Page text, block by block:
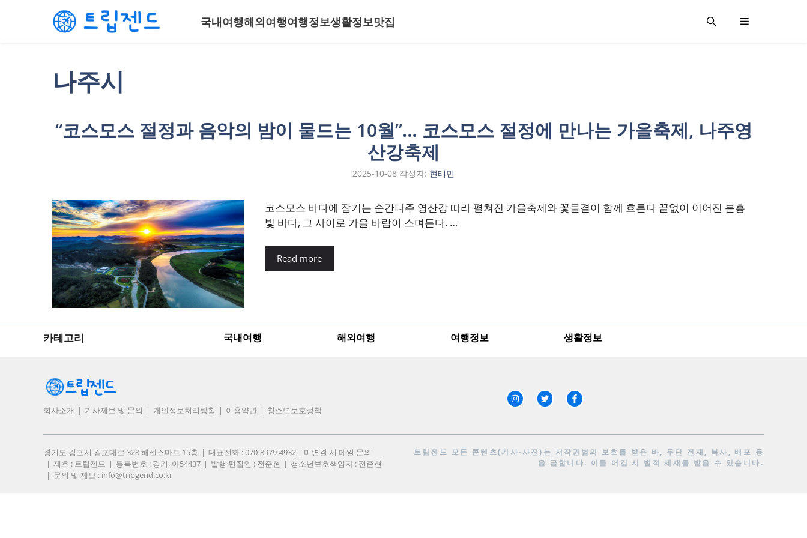
국내여행해외여행여행정보생활정보맛집
나주시
“코스모스 절정과 음악의 밤이 물드는 10월”… 코스모스 절정에 만나는 가을축제, 나주영
산강축제
2025-10-08 작성자: 현태민
코스모스 바다에 잠기는 순간나주 영산강 따라 펼쳐진 가을축제와 꽃물결이 함께 흐른다 끝없이 이어진 분홍
빛 바다, 그 사이로 가을 바람이 스며든다. …
Read more
카테고리 국내여행 해외여행 여행정보 생활정보
회사소개 기사제보 및 문의 개인정보처리방침 이용약관 청소년보호정책
경기도 김포시 김포대로 328 해센스마트 15층
대표전화 : 070-8979-4932 | 미연결 시 메일 문의
제호 : 트립젠드
등록번호 : 경기, 아54437 발행·편집인 : 전준현
청소년보호책임자 : 전준현
문의 및 제보 : info@tripgend.co.kr
트립젠드 모든 콘텐츠(기사·사진)는 저작권법의 보호를 받은 바, 무단 전재, 복사, 배포 등
을 금합니다. 이를 어길 시 법적 제재를 받을 수 있습니다.